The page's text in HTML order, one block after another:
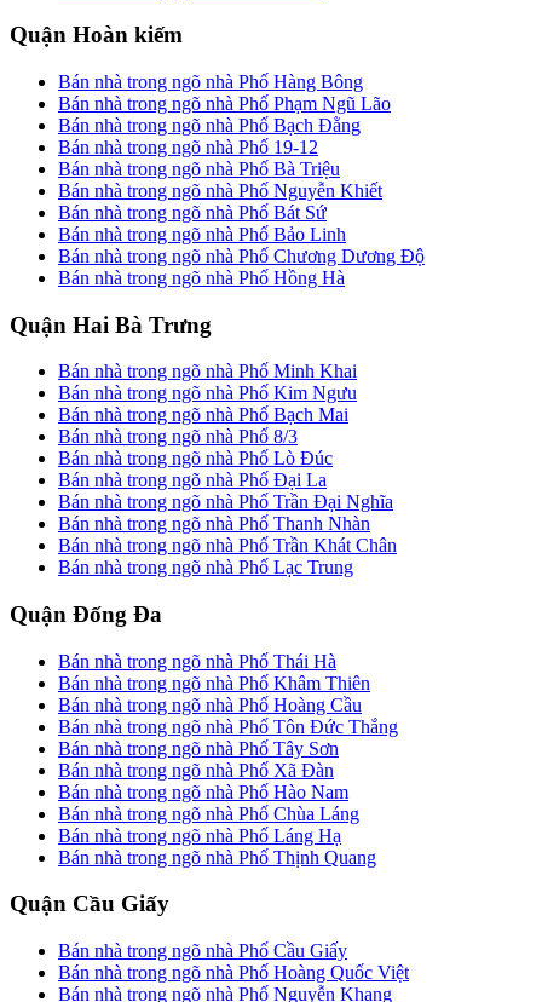
Quận Hoàn kiếm
Bán nhà trong ngõ nhà Phố Hàng Bông
Bán nhà trong ngõ nhà Phố Phạm Ngũ Lão
Bán nhà trong ngõ nhà Phố Bạch Đằng
Bán nhà trong ngõ nhà Phố 19-12
Bán nhà trong ngõ nhà Phố Bà Triệu
Bán nhà trong ngõ nhà Phố Nguyễn Khiết
Bán nhà trong ngõ nhà Phố Bát Sứ
Bán nhà trong ngõ nhà Phố Bảo Linh
Bán nhà trong ngõ nhà Phố Chương Dương Độ
Bán nhà trong ngõ nhà Phố Hồng Hà
Quận Hai Bà Trưng
Bán nhà trong ngõ nhà Phố Minh Khai
Bán nhà trong ngõ nhà Phố Kim Ngưu
Bán nhà trong ngõ nhà Phố Bạch Mai
Bán nhà trong ngõ nhà Phố 8/3
Bán nhà trong ngõ nhà Phố Lò Đúc
Bán nhà trong ngõ nhà Phố Đại La
Bán nhà trong ngõ nhà Phố Trần Đại Nghĩa
Bán nhà trong ngõ nhà Phố Thanh Nhàn
Bán nhà trong ngõ nhà Phố Trần Khát Chân
Bán nhà trong ngõ nhà Phố Lạc Trung
Quận Đống Đa
Bán nhà trong ngõ nhà Phố Thái Hà
Bán nhà trong ngõ nhà Phố Khâm Thiên
Bán nhà trong ngõ nhà Phố Hoàng Cầu
Bán nhà trong ngõ nhà Phố Tôn Đức Thắng
Bán nhà trong ngõ nhà Phố Tây Sơn
Bán nhà trong ngõ nhà Phố Xã Đàn
Bán nhà trong ngõ nhà Phố Hào Nam
Bán nhà trong ngõ nhà Phố Chùa Láng
Bán nhà trong ngõ nhà Phố Láng Hạ
Bán nhà trong ngõ nhà Phố Thịnh Quang
Quận Cầu Giấy
Bán nhà trong ngõ nhà Phố Cầu Giấy
Bán nhà trong ngõ nhà Phố Hoàng Quốc Việt
Bán nhà trong ngõ nhà Phố Nguyễn Khang